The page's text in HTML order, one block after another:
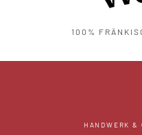
100%
HANDWERK &